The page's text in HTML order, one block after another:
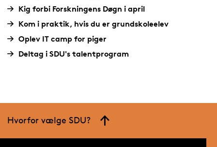
Kig forbi Forskningens Døgn i april
Kom i praktik, hvis du er grundskoleelev
Oplev IT camp for piger
Deltag i SDU's talentprogram
Hvorfor vælge SDU?